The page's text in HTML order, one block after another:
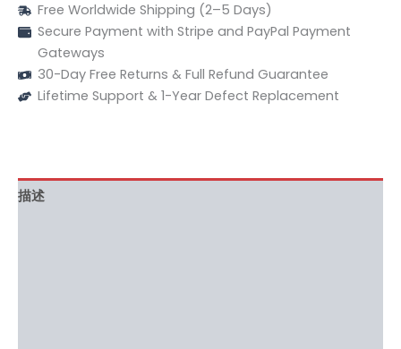
Free Worldwide Shipping (2–5 Days)
Secure Payment with Stripe and PayPal Payment
Gateways
30-Day Free Returns & Full Refund Guarantee
Lifetime Support & 1-Year Defect Replacement
描述